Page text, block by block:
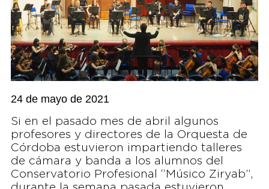
24 de mayo de 2021
Si en el pasado mes de abril algunos
profesores y directores de la Orquesta de
Córdoba estuvieron impartiendo talleres
de cámara y banda a los alumnos del
Conservatorio Profesional “Músico Ziryab”,